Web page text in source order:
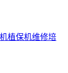
植保机维修培